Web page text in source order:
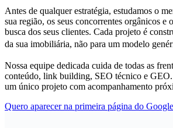
Antes de qualquer estratégia, estudamos o
sua região, os seus concorrentes orgânicos e
busca dos seus clientes. Cada projeto é
da sua imobiliária, não para um modelo
Nossa equipe dedicada cuida de todas as
conteúdo, link building, SEO técnico e
um único projeto com acompanhamento
Quero aparecer na primeira página do Google